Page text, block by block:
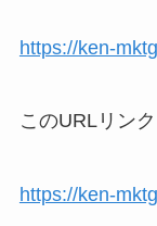
https://ken-
このURLリン
https://ken-